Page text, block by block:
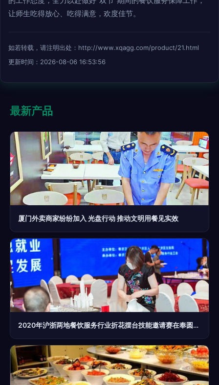
让师生吃得放心、吃得满意，欢度佳节。
如若转载，请注明出处：http://www.xqagg.com/product/21.html
更新时间：2026-08-06 16:53:56
最新产品
厦门外卖商家纷纷加入 光盘行动 推动文明用餐见实效
2020年沪浙两地餐饮服务行业折花摆台技能邀请赛在奉圆满落幕